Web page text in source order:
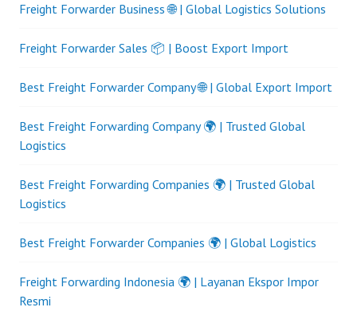
Freight Forwarder Business 🌐 | Global Logistics Solutions
Freight Forwarder Sales 📦 | Boost Export Import
Best Freight Forwarder Company 🌐 | Global Export Import
Best Freight Forwarding Company 🌍 | Trusted Global
Logistics
Best Freight Forwarding Companies 🌍 | Trusted Global
Logistics
Best Freight Forwarder Companies 🌍 | Global Logistics
Freight Forwarding Indonesia 🌍 | Layanan Ekspor Impor
Resmi